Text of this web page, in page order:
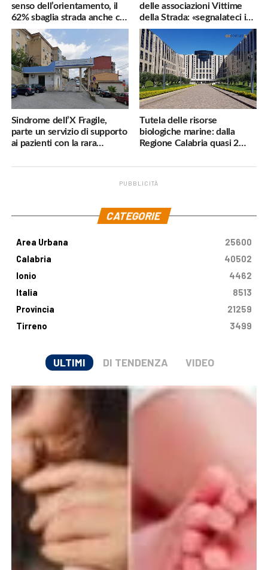
senso dell’orientamento, il
62% sbaglia strada anche col
navigatore
delle associazioni Vittime
della Strada: «segnalateci i
pericoli, interverremo
subito»
Sindrome dell’X Fragile,
parte un servizio di supporto
ai pazienti con la rara
Tutela delle risorse
biologiche marine: dalla
Regione Calabria quasi 2
PUBBLICITÀ
CATEGORIE
Area Urbana
25600
Calabria
40502
Ionio
4462
Italia
8513
Provincia
21259
Tirreno
3499
ULTIMI DI TENDENZA VIDEO